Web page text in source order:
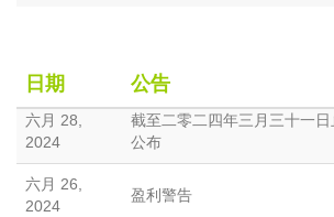
日期 公告
六月 28,
2024
截至二零二四年三月三十一
公布
六月 26,
2024
盈利警告